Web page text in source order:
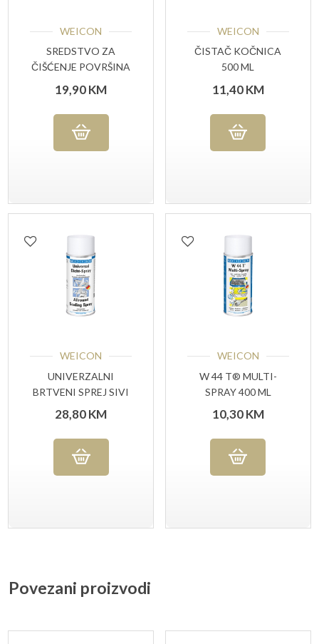
WEICON
SREDSTVO ZA
ČIŠĆENJE POVRŠINA
400 ML
19,90KM
WEICON
ČISTAČ KOČNICA
500 ML
11,40KM
WEICON
UNIVERZALNI
BRTVENI SPREJ SIVI
400 ML
28,80KM
WEICON
W 44 T® MULTI-
SPRAY 400 ML
10,30KM
Povezani proizvodi